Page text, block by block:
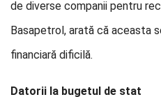
de diverse companii pentru
Basapetrol, arată că aceasta
financiară dificilă.
Datorii la bugetul de stat